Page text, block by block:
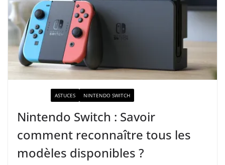
ASTUCES NINTENDO SWITCH
Nintendo Switch : Savoir
comment reconnaître tous les
modèles disponibles ?